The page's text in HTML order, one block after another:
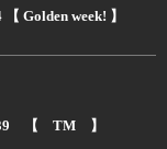
Golden week! 】
【 TM 】